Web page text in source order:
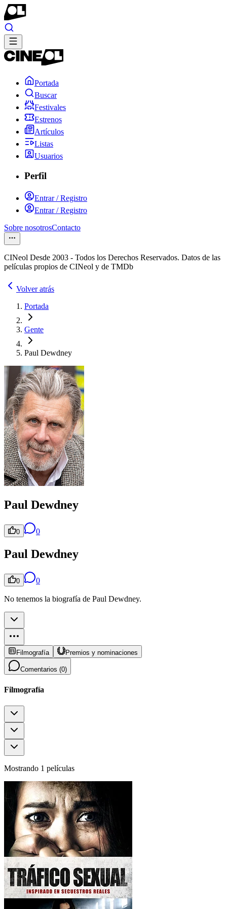
Portada
Buscar
Festivales
Estrenos
Artículos
Listas
Usuarios
Perfil
Entrar / Registro
Entrar / Registro
Sobre nosotrosContacto
CINeol Desde 2003 - Todos los Derechos Reservados. Datos de las
películas propios de CINeol y de TMDb
Volver atrás
Portada
Gente
Paul Dewdney
Paul Dewdney
0 0
Paul Dewdney
0 0
No tenemos la biografía de Paul Dewdney.
Filmografía Premios y nominaciones
Comentarios (0)
Filmografía
Mostrando 1 películas